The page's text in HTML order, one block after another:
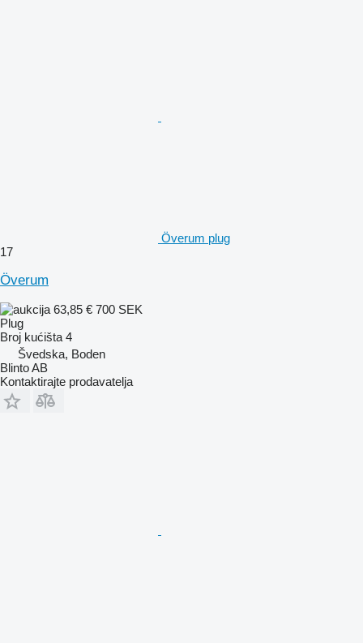
Överum plug
17
Överum
63,85 € 700 SEK
Plug
Broj kućišta 4
Švedska, Boden
Blinto AB
Kontaktirajte prodavatelja